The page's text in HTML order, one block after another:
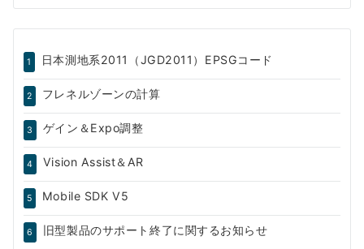
1 日本測地系2011（JGD2011）EPSGコード
2 フレネルゾーンの計算
3 ゲイン＆Expo調整
4 Vision Assist＆AR
5 Mobile SDK V5
6 旧型製品のサポート終了に関するお知らせ